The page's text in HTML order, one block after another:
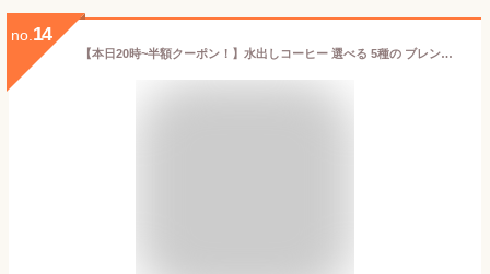
no. 14
【本日20時~半額クーポン！】水出しコーヒー 選べる 5種の ブレンド 2リットル分 | 40g ×4袋入 コーヒー 水出し COLDBREW 浸けておくだけ 大人気 深煎り 中煎り コーヒー 水出しコーヒーパック コーヒーバッグ アイスコーヒー お試し 水出し珈琲